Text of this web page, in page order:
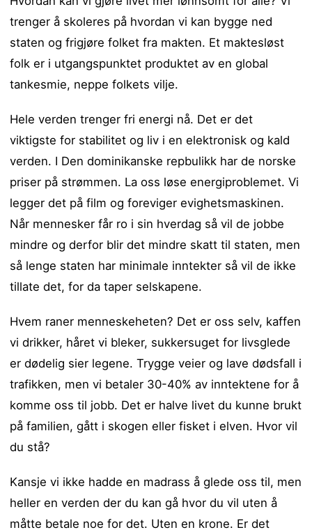
trenger å skoleres på hvordan vi kan bygge ned
staten og frigjøre folket fra makten. Et maktesløst
folk er i utgangspunktet produktet av en global
tankesmie, neppe folkets vilje.
Hele verden trenger fri energi nå. Det er det
viktigste for stabilitet og liv i en elektronisk og kald
verden. I Den dominikanske repbulikk har de norske
priser på strømmen. La oss løse energiproblemet. Vi
legger det på film og foreviger evighetsmaskinen.
Når mennesker får ro i sin hverdag så vil de jobbe
mindre og derfor blir det mindre skatt til staten, men
så lenge staten har minimale inntekter så vil de ikke
tillate det, for da taper selskapene.
Hvem raner menneskeheten? Det er oss selv, kaffen
vi drikker, håret vi bleker, sukkersuget for livsglede
er dødelig sier legene. Trygge veier og lave dødsfall i
trafikken, men vi betaler 30-40% av inntektene for å
komme oss til jobb. Det er halve livet du kunne brukt
på familien, gått i skogen eller fisket i elven. Hvor vil
du stå?
Kansje vi ikke hadde en madrass å glede oss til, men
heller en verden der du kan gå hvor du vil uten å
måtte betale noe for det. Uten en krone. Er det